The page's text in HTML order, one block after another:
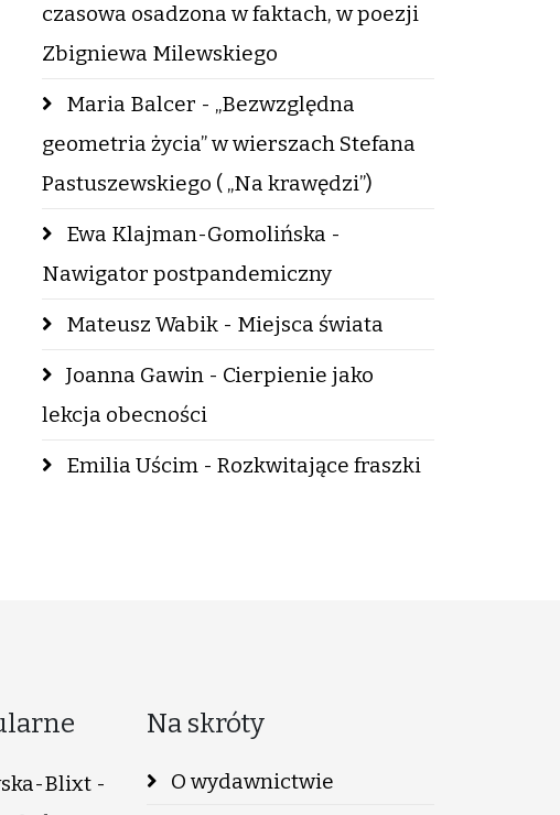
czasowa osadzona w faktach, w poezji
Zbigniewa Milewskiego
Maria Balcer - „Bezwzględna
geometria życia” w wierszach Stefana
Pastuszewskiego ( „Na krawędzi”)
Ewa Klajman-Gomolińska -
Nawigator postpandemiczny
Mateusz Wabik - Miejsca świata
Joanna Gawin - Cierpienie jako
lekcja obecności
Emilia Uścim - Rozkwitające fraszki
Blixt -
Na skróty
O wydawnictwie